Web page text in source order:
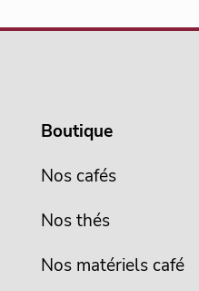
Boutique
Nos cafés
Nos thés
Nos matériels café